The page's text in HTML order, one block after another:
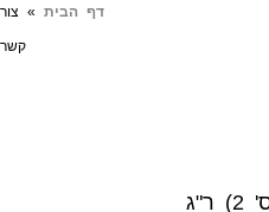
דף הבית » צור
קשר